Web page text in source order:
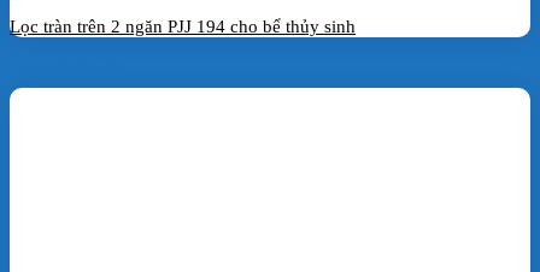
Lọc tràn trên 2 ngăn PJJ 194 cho bể thủy sinh